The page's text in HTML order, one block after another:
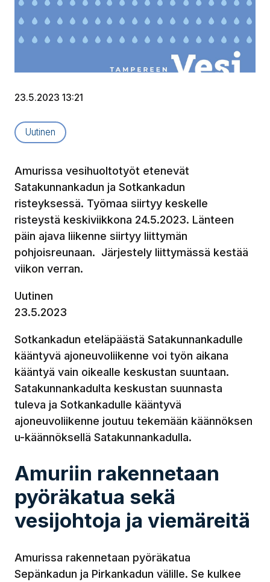
23.5.2023 13:21
Artikkelityyppi:
Uutinen
Amurissa vesihuoltotyöt etenevät
Satakunnankadun ja Sotkankadun
risteyksessä. Työmaa siirtyy keskelle
risteystä keskiviikkona 24.5.2023. Länteen
päin ajava liikenne siirtyy liittymän
pohjoisreunaan. Järjestely liittymässä kestää
viikon verran.
Uutinen
23.5.2023
Sotkankadun eteläpäästä Satakunnankadulle
kääntyvä ajoneuvoliikenne voi työn aikana
kääntyä vain oikealle keskustan suuntaan.
Satakunnankadulta keskustan suunnasta
tuleva ja Sotkankadulle kääntyvä
ajoneuvoliikenne joutuu tekemään käännöksen
u-käännöksellä Satakunnankadulla.
Amuriin rakennetaan
pyöräkatua sekä
vesijohtoja ja viemäreitä
Amurissa rakennetaan pyöräkatua
Sepänkadun ja Pirkankadun välille. Se kulkee